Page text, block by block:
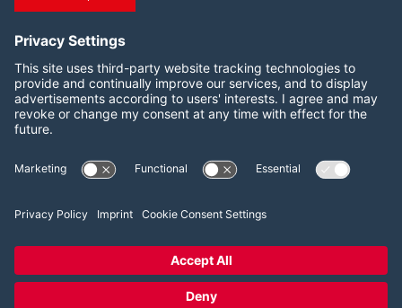
关注我们
WeChat
2026 LESER GmbH & Co. KG
版本说明